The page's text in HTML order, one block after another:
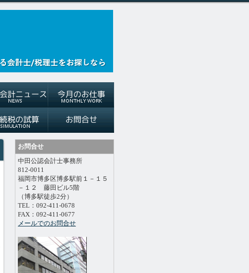
お問合せ
中田公認会計士事務所
812-0011
福岡市博多区博多駅前１－１５
－１２ 藤田ビル5階
（博多駅徒歩2分）
TEL：092-411-0678
FAX：092-411-0677
メールでのお問合せ